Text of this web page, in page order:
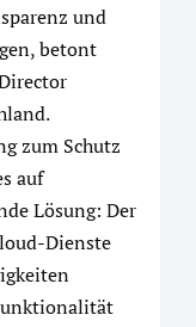
und
betont
zum Schutz
auf
Lösung: Der
Dienste